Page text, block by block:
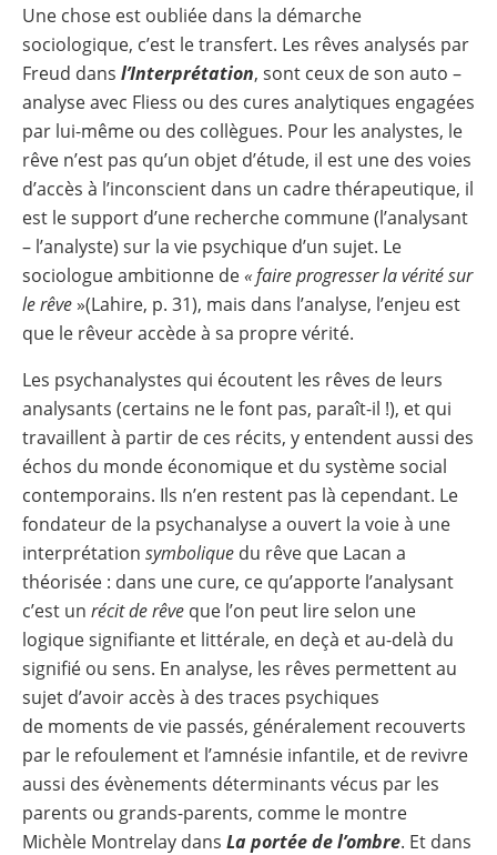
Une chose est oubliée dans la démarche
sociologique, c’est le transfert. Les rêves analysés par
Freud dans l’Interprétation, sont ceux de son auto –
analyse avec Fliess ou des cures analytiques engagées
par lui-même ou des collègues. Pour les analystes, le
rêve n’est pas qu’un objet d’étude, il est une des voies
d’accès à l’inconscient dans un cadre thérapeutique, il
est le support d’une recherche commune (l’analysant
– l’analyste) sur la vie psychique d’un sujet. Le
sociologue ambitionne de« faire progresser la vérité sur
le rêve»(Lahire, p. 31), mais dans l’analyse, l’enjeu est
que le rêveur accède à sa propre vérité.
Les psychanalystes qui écoutent les rêves de leurs
analysants (certains ne le font pas, paraît-il !), et qui
travaillent à partir de ces récits, y entendent aussi des
échos du monde économique et du système social
contemporains. Ils n’en restent pas là cependant. Le
fondateur de la psychanalyse a ouvert la voie à une
interprétation symbolique du rêve que Lacan a
théorisée : dans une cure, ce qu’apporte l’analysant
c’est un récit de rêve que l’on peut lire selon une
logique signifiante et littérale, en deçà et au-delà du
signifié ou sens. En analyse, les rêves permettent au
sujet d’avoir accès à des traces psychiques
de moments de vie passés, généralement recouverts
par le refoulement et l’amnésie infantile, et de revivre
aussi des évènements déterminants vécus par les
parents ou grands-parents, comme le montre
Michèle Montrelay dans La portée de l’ombre. Et dans